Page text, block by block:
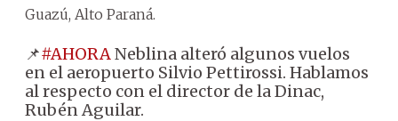
Guazú, Alto Paraná.
📌#AHORANeblina alteró algunos vuelos
en el aeropuerto Silvio Pettirossi. Hablamos
al respecto con el director de la Dinac,
Rubén Aguilar.